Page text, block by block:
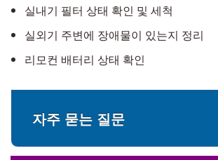
실내기 필터 상태 확인 및 세척
실외기 주변에 장애물이 있는지 정리
리모컨 배터리 상태 확인
자주 묻는 질문